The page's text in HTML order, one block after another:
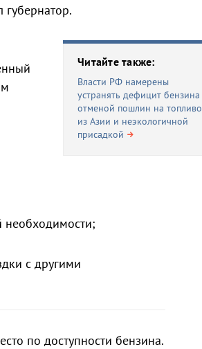
Читайте также:
Власти РФ намерены
устранять дефицит бензина
отменой пошлин на топливо
из Азии и неэкологичной
присадкой
необходимости;
с другими
по доступности бензина.